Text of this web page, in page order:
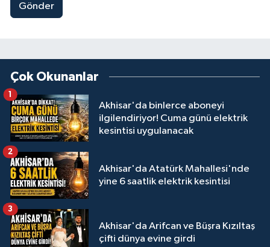
Gönder
Çok Okunanlar
Akhisar'da binlerce aboneyi
ilgilendiriyor! Cuma günü elektrik
kesintisi uygulanacak
1
Akhisar'da Atatürk Mahallesi'nde
yine 6 saatlik elektrik kesintisi
2
Akhisar'da Arifcan ve Büşra Kızıltaş
çifti dünya evine girdi
3